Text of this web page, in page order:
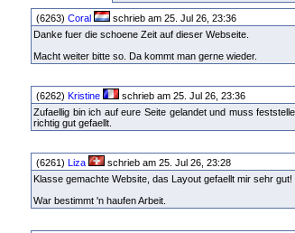
(6263) Coral
schrieb am 25. Jul 26, 23:36
Danke fuer die schoene Zeit auf dieser Webseite.
Macht weiter bitte so. Da kommt man gerne wieder.
(6262) Kristine
schrieb am 25. Jul 26, 23:36
Zufaellig bin ich auf eure Seite gelandet und muss
richtig gut gefaellt.
(6261) Liza
schrieb am 25. Jul 26, 23:28
Klasse gemachte Website, das Layout gefaellt mir sehr gut!
War bestimmt 'n haufen Arbeit.